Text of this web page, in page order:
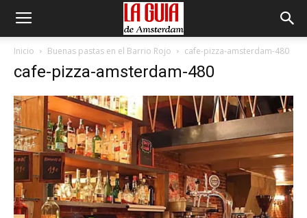
Inicio Buenas pastas en el Barrio Rojo cafe-pizza-amsterdam-480
cafe-pizza-amsterdam-480